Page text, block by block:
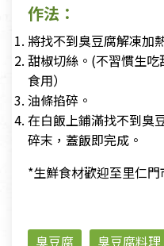
作法：
將找不到臭豆腐解凍加
甜椒切絲。(不習慣生
食用）
油條掐碎。
在白飯上鋪滿找不到臭
碎末，蓋飯即完成。
*生鮮食材歡迎至里仁
臭豆腐
臭豆腐料理